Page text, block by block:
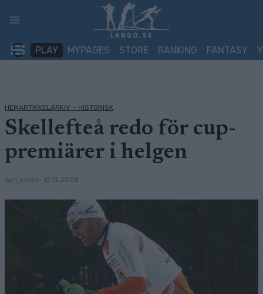
PLAY MYPAGES STORE RANKING FANTASY
HEMARTIKKELARKIV – HISTORISK
Skellefteå redo för cup-
premiärer i helgen
AV LANGD• 12.12.2008